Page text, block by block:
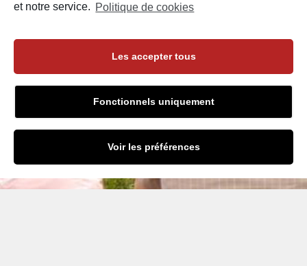
et notre service. Politique de cookies
Les accepter tous
Fonctionnels uniquement
Voir les préférences